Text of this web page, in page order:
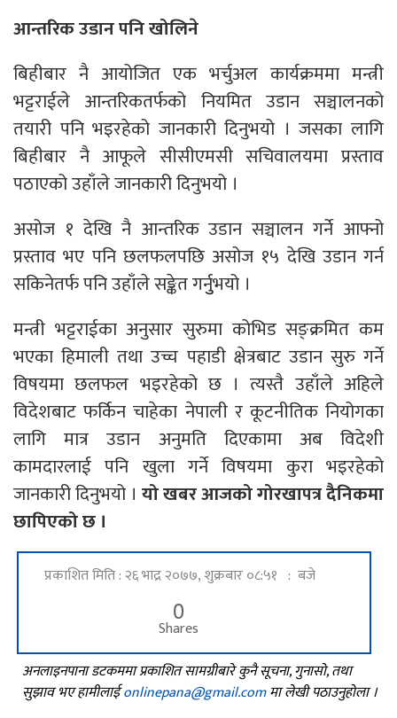
आन्तरिक उडान पनि खोलिने
बिहीबार नै आयोजित एक भर्चुअल कार्यक्रममा मन्त्री
भट्टराईले आन्तरिकतर्फको नियमित उडान सञ्चालनको
तयारी पनि भइरहेको जानकारी दिनुभयो । जसका लागि
बिहीबार नै आफूले सीसीएमसी सचिवालयमा प्रस्ताव
पठाएको उहाँले जानकारी दिनुभयो ।
असोज १ देखि नै आन्तरिक उडान सञ्चालन गर्ने आफ्नो
प्रस्ताव भए पनि छलफलपछि असोज १५ देखि उडान गर्न
सकिनेतर्फ पनि उहाँले सङ्केत गर्नुुभयो ।
मन्त्री भट्टराईका अनुसार सुरुमा कोभिड सङ्क्रमित कम
भएका हिमाली तथा उच्च पहाडी क्षेत्रबाट उडान सुरु गर्ने
विषयमा छलफल भइरहेको छ । त्यस्तै उहाँले अहिले
विदेशबाट फर्किन चाहेका नेपाली र कूटनीतिक नियोगका
लागि मात्र उडान अनुमति दिएकामा अब विदेशी
कामदारलाई पनि खुला गर्ने विषयमा कुरा भइरहेको
जानकारी दिनुभयो । यो खबर आजको गोरखापत्र दैनिकमा
छापिएको छ ।
प्रकाशित मिति : २६ भाद्र २०७७, शुक्रबार ०८:५१ : बजे
0
Shares
अनलाइनपाना डटकममा प्रकाशित सामग्रीबारे कुनै सूचना, गुनासो, तथा
सुझाव भए हामीलाईonlinepana@gmail.comमा लेखी पठाउनुहोला ।